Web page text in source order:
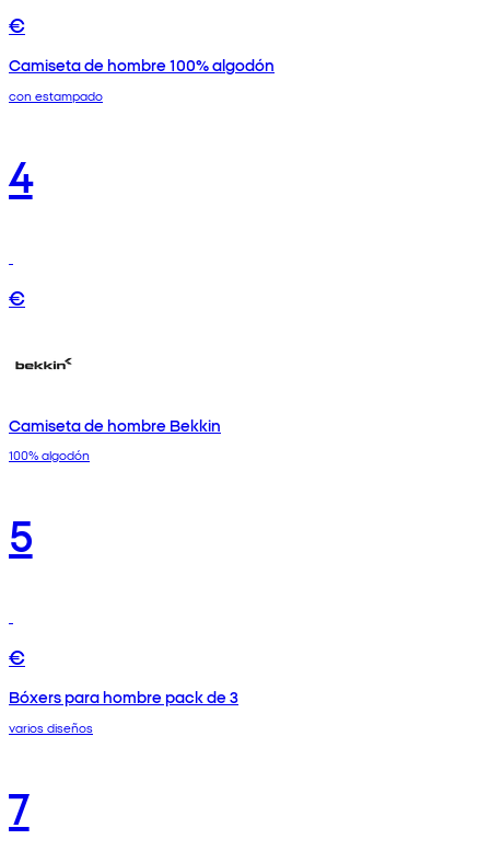
€
Camiseta de hombre 100% algodón
con estampado
4
€
Camiseta de hombre Bekkin
100% algodón
5
€
Bóxers para hombre pack de 3
varios diseños
7